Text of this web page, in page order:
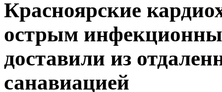
Красноярские
острым
доставили из
санавиацией